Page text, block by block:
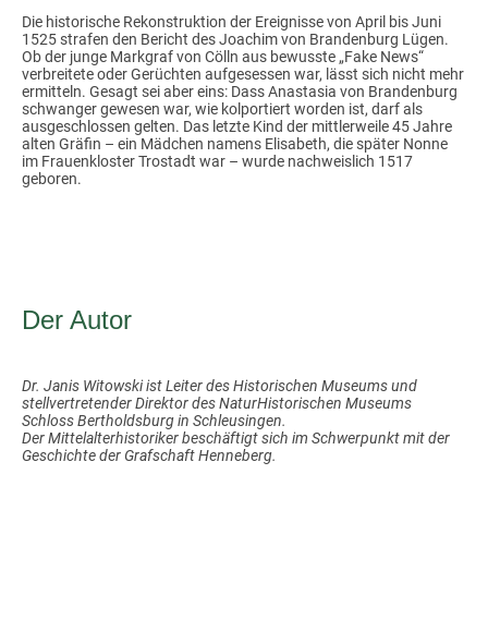
Die historische Rekonstruktion der Ereignisse von April bis Juni
1525 strafen den Bericht des Joachim von Brandenburg Lügen.
Ob der junge Markgraf von Cölln aus bewusste „Fake News“
verbreitete oder Gerüchten aufgesessen war, lässt sich nicht mehr
ermitteln. Gesagt sei aber eins: Dass Anastasia von Brandenburg
schwanger gewesen war, wie kolportiert worden ist, darf als
ausgeschlossen gelten. Das letzte Kind der mittlerweile 45 Jahre
alten Gräfin – ein Mädchen namens Elisabeth, die später Nonne
im Frauenkloster Trostadt war – wurde nachweislich 1517
geboren.
Der Autor
Dr. Janis Witowski ist Leiter des Historischen Museums und
stellvertretender Direktor des NaturHistorischen Museums
Schloss Bertholdsburg in Schleusingen.
Der Mittelalterhistoriker beschäftigt sich im Schwerpunkt mit der
Geschichte der Grafschaft Henneberg.